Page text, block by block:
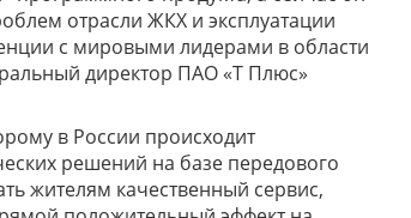
отрасли ЖКХ и эксплуатации
с мировыми лидерами в области
директор ПАО «Т Плюс»
в России происходит
решений на базе передового
жителям качественный сервис,